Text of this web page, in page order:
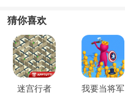
猜你喜欢
迷宫行者 我要当将军